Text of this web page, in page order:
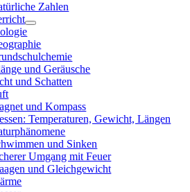
Zahlen
und Geräusche
und Schatten
und Kompass
Temperaturen, Gewicht, Längen
und Sinken
Umgang mit Feuer
und Gleichgewicht